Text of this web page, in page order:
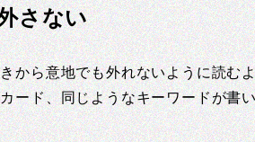
さない
から意地でも外れないように読む
ード、同じようなキーワードが書